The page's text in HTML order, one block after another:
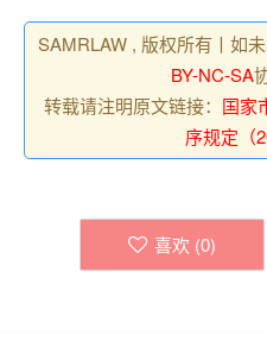
SAMRLAW , 版权所有丨如
BY-NC-SA
转载请注明原文链接： 国家
序规定（
喜欢 (0)